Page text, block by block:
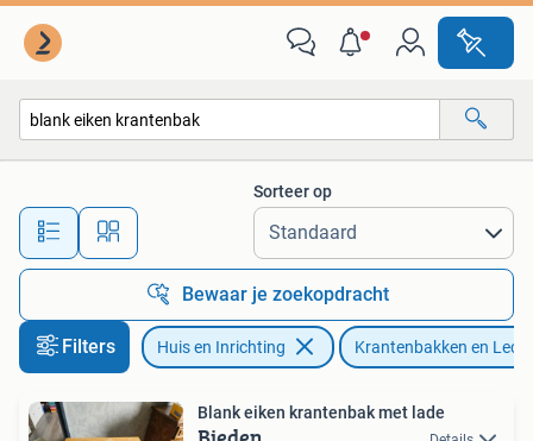
Alle afstanden…
Sorteer op
Bewaar je zoekopdracht
Filters Huis en Inrichting Krantenbakken en
Blank eiken krantenbak met lade